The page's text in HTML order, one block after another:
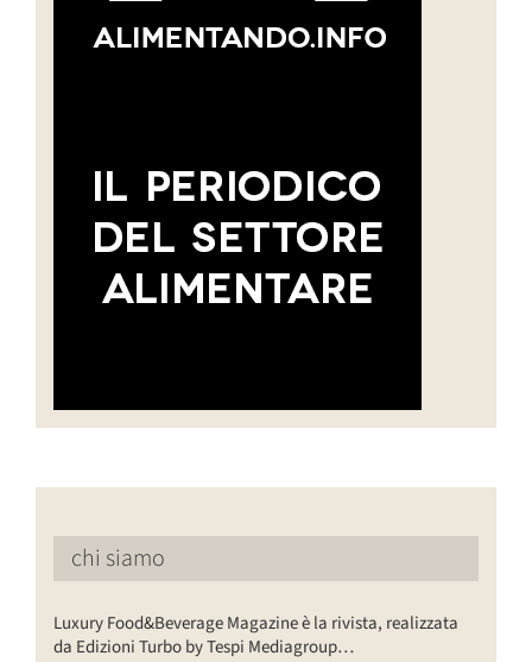
chi siamo
Luxury Food&Beverage Magazine è la rivista, realizzata
da Edizioni Turbo by Tespi Mediagroup…